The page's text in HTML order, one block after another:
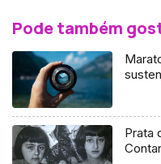
Pode também
Prata